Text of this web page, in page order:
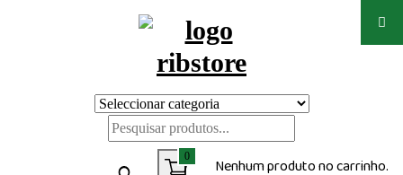
0 Nenhum produto no carrinho.